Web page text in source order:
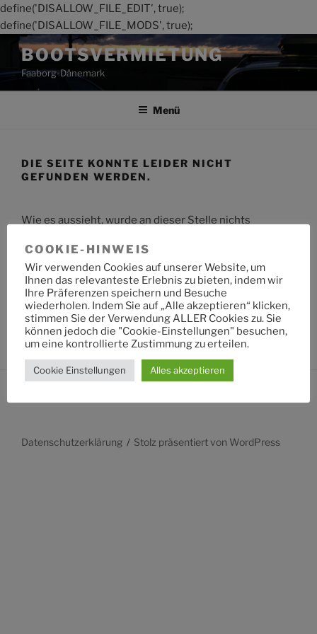
define('DISALLOW_FILE_EDIT', true);
define('DISALLOW_FILE_MODS', true);
Zum
Inhalt
springen
BOOTSVERMIETUNG
Faaborg-Dänemark
Menü
DIE SEITE KONNTE LEIDER NICHT
GEFUNDEN WERDEN.
Wie es aussieht, wurde an dieser Stelle nichts
Suche
nach:
Datenschutzerklärung Stolz präsentiert von WordPress
COOKIE-HINWEIS
Wir verwenden Cookies auf unserer Website, um
Ihnen das relevanteste Erlebnis zu bieten, indem wir
Ihre Präferenzen speichern und Besuche
wiederholen. Indem Sie auf „Alle akzeptieren“ klicken,
stimmen Sie der Verwendung ALLER Cookies zu. Sie
können jedoch die "Cookie-Einstellungen" besuchen,
um eine kontrollierte Zustimmung zu erteilen.
Cookie Einstellungen Alles akzeptieren